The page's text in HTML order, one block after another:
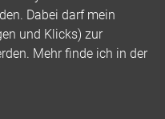
Dabei darf mein
und Klicks) zur
Mehr finde ich in der